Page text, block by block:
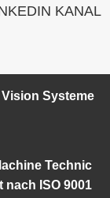
KANAL
Vision Systeme
Technic
nach ISO 9001